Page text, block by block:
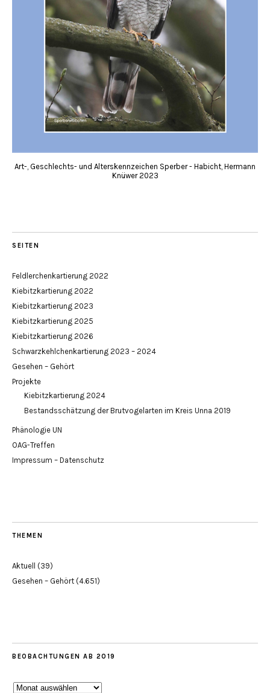
Art-, Geschlechts- und Alterskennzeichen Sperber - Habicht, Hermann
Knüwer 2023
SEITEN
Feldlerchenkartierung 2022
Kiebitzkartierung 2022
Kiebitzkartierung 2023
Kiebitzkartierung 2025
Kiebitzkartierung 2026
Schwarzkehlchenkartierung 2023 – 2024
Gesehen – Gehört
Projekte
Kiebitzkartierung 2024
Bestandsschätzung der Brutvogelarten im Kreis Unna 2019
Phänologie UN
OAG-Treffen
Impressum – Datenschutz
THEMEN
Aktuell (39)
Gesehen – Gehört (4.651)
BEOBACHTUNGEN AB 2019
Beobachtungen